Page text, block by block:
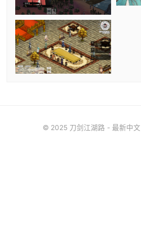
© 2025 刀剑江湖路 - 最新中文